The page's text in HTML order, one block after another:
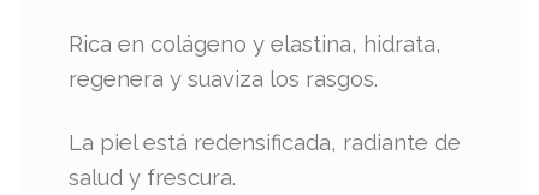
Rica en colágeno y elastina, hidrata,
regenera y suaviza los rasgos.
La piel está redensificada, radiante de
salud y frescura.